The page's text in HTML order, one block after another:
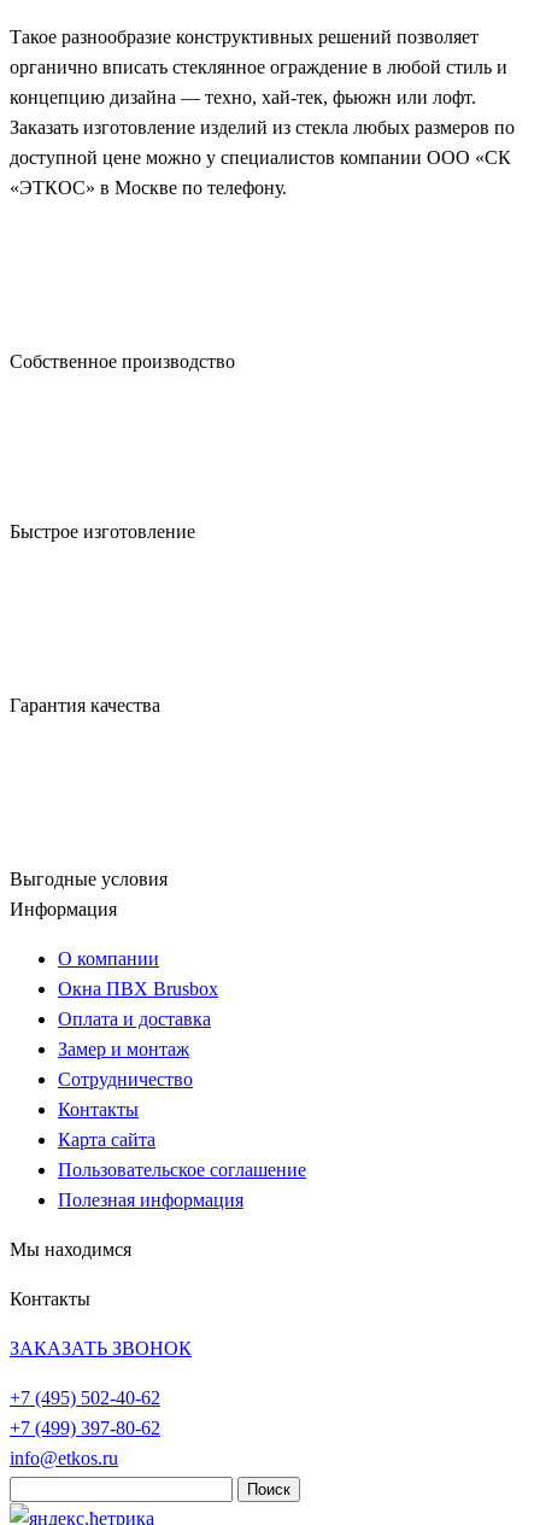
Такое разнообразие конструктивных решений позволяет
органично вписать стеклянное ограждение в любой стиль и
концепцию дизайна — техно, хай-тек, фьюжн или лофт.
Заказать изготовление изделий из стекла любых размеров по
доступной цене можно у специалистов компании ООО «СК
«ЭТКОС» в Москве по телефону.
Собственное производство
Быстрое изготовление
Гарантия качества
Выгодные условия
Информация
О компании
Окна ПВХ Brusbox
Оплата и доставка
Замер и монтаж
Сотрудничество
Контакты
Карта сайта
Пользовательское соглашение
Полезная информация
Мы находимся
Контакты
ЗАКАЗАТЬ ЗВОНОК
+7 (495) 502-40-62
+7 (499) 397-80-62
info@etkos.ru